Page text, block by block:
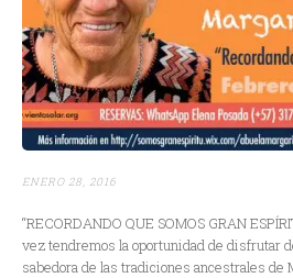
ENERO 28, 2016
“RECORDANDO QUE SOMOS GRAN
vez tendremos la oportunidad de disfrutar
sabedora de las tradiciones ancestrales de